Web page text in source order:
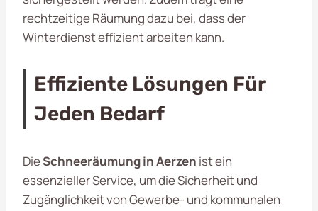
rechtzeitige Räumung dazu bei, dass der
Winterdienst effizient arbeiten kann.
Effiziente Lösungen Für
Jeden Bedarf
DieSchneeräumung in Aerzen ist ein
essenzieller Service, um die Sicherheit und
Zugänglichkeit von Gewerbe- und kommunalen